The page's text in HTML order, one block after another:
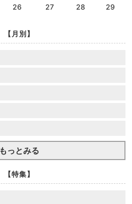
26 27 28
29
【月別】
もっとみる
【特集】